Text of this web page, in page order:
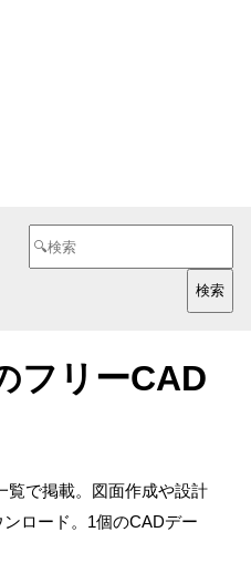
フリーCAD
覧で掲載。図面作成や設計
ロード。1個のCADデー